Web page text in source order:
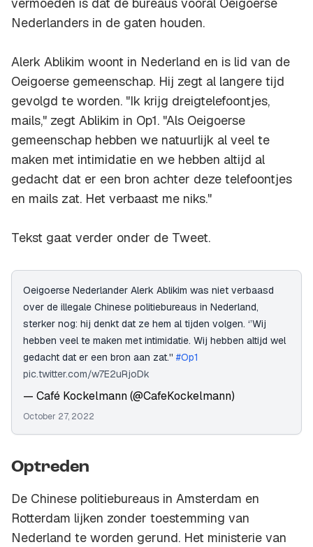
vermoeden is dat de bureaus vooral Oeigoerse
Nederlanders in de gaten houden.
Alerk Ablikim woont in Nederland en is lid van de
Oeigoerse gemeenschap. Hij zegt al langere tijd
gevolgd te worden. "Ik krijg dreigtelefoontjes,
mails," zegt Ablikim in Op1. "Als Oeigoerse
gemeenschap hebben we natuurlijk al veel te
maken met intimidatie en we hebben altijd al
gedacht dat er een bron achter deze telefoontjes
en mails zat. Het verbaast me niks."
Tekst gaat verder onder de Tweet.
Oeigoerse Nederlander Alerk Ablikim was niet verbaasd
over de illegale Chinese politiebureaus in Nederland,
sterker nog: hij denkt dat ze hem al tijden volgen. ‘’Wij
hebben veel te maken met intimidatie. Wij hebben altijd wel
gedacht dat er een bron aan zat.'' #Op1
pic.twitter.com/w7E2uRjoDk
— Café Kockelmann (@CafeKockelmann)
October 27, 2022
Optreden
De Chinese politiebureaus in Amsterdam en
Rotterdam lijken zonder toestemming van
Nederland te worden gerund. Het ministerie van